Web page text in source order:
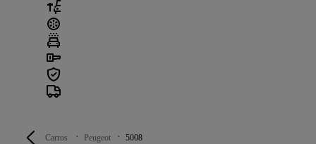
Carros Peugeot 5008